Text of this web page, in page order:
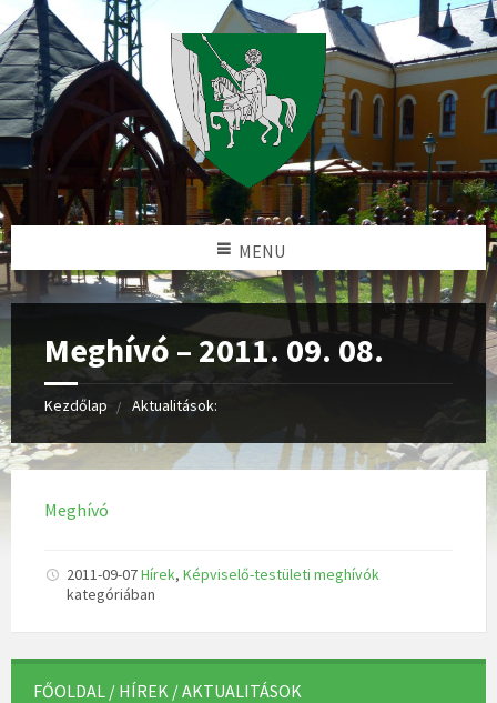
MENU
Meghívó – 2011. 09. 08.
Kezdőlap Aktualitások:
Meghívó
2011-09-07Hírek, Képviselő-testületi meghívók
kategóriában
FŐOLDAL / HÍREK / AKTUALITÁSOK